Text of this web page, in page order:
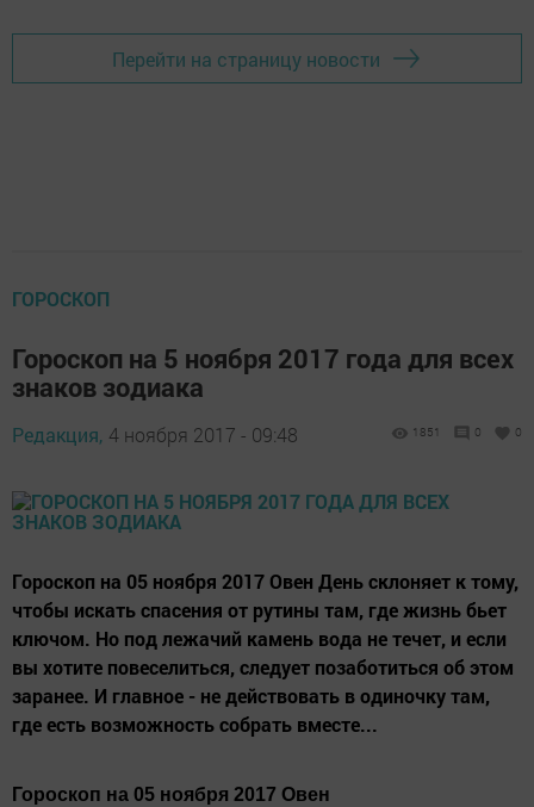
Перейти на страницу новости
ГОРОСКОП
Гороскоп на 5 ноября 2017 года для всех
знаков зодиака
Редакция, 4 ноября 2017 - 09:48 1851 0 0
Гороскоп на 05 ноября 2017 Овен День склоняет к тому,
чтобы искать спасения от рутины там, где жизнь бьет
ключом. Но под лежачий камень вода не течет, и если
вы хотите повеселиться, следует позаботиться об этом
заранее. И главное - не действовать в одиночку там,
где есть возможность собрать вместе...
Гороскоп на 05 ноября 2017 Овен